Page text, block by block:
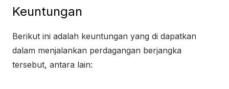
Keuntungan
Berikut ini adalah keuntungan yang di dapatkan
dalam menjalankan perdagangan berjangka
tersebut, antara lain: